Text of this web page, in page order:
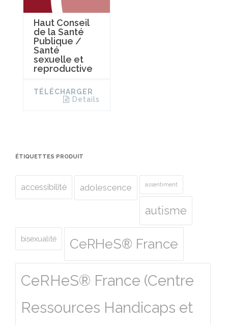
Haut Conseil
de la Santé
Publique /
Santé
sexuelle et
reproductive
TÉLÉCHARGER
Details
ÉTIQUETTES PRODUIT
accessibilité adolescence assentiment
autisme
bisexualité CeRHeS® France
CeRHeS® France (Centre
Ressources Handicaps et